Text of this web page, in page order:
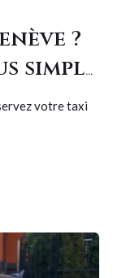
?
simple
votre taxi